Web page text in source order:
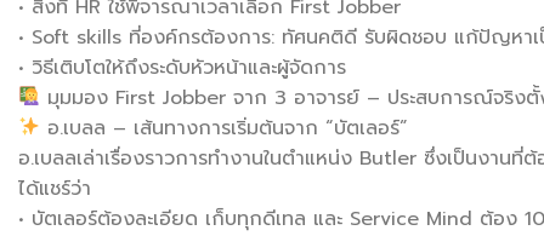
• สิ่งที่ HR ใช้พิจารณาเวลาเลือก First Jobber
• Soft skills ที่องค์กรต้องการ: ทัศนคติดี รับผิดชอบ แก้ปัญหาเ
• วิธีเติบโตให้ถึงระดับหัวหน้าและผู้จัดการ
มุมมอง First Jobber จาก 3 อาจารย์ – ประสบการณ์จริงตั้
อ.เบลล – เส้นทางการเริ่มต้นจาก “บัตเลอร์”
อ.เบลลเล่าเรื่องราวการทำงานในตำแหน่ง Butler ซึ่งเป็นงาน
ได้แชร์ว่า
• บัตเลอร์ต้องละเอียด เก็บทุกดีเทล และ Service Mind ต้อง